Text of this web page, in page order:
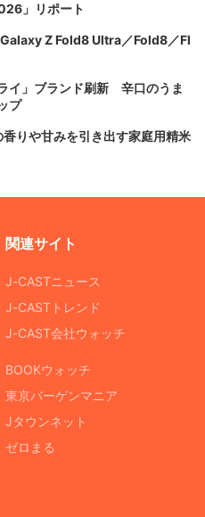
」リポート
Z Fold8 Ultra／Fold8／Fl
イ」ブランド刷新 辛口のうま
プ
りや甘みを引き出す家庭用精米
関連サイト
J-CASTニュース
J-CASTトレンド
J-CAST会社ウォッチ
BOOKウォッチ
東京バーゲンマニア
Jタウンネット
ゼロまる